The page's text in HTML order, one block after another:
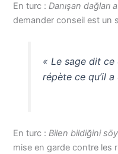
En turc :Danışan dağları
demander conseil est un
« Le sage dit ce
répète ce qu’il a
En turc :Bilen bildiğini
mise en garde contre les